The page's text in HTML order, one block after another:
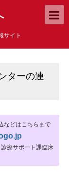
サイト
ターの連
などはこちらまで
療サポート課臨床